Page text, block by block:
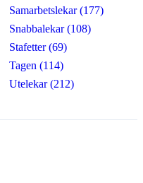
Samarbetslekar (177)
Snabbalekar (108)
Stafetter (69)
Tagen (114)
Utelekar (212)